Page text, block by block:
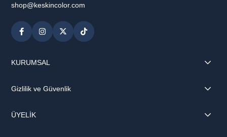
shop@keskincolor.com
KURUMSAL
Gizlilik ve Güvenlik
ÜYELİK